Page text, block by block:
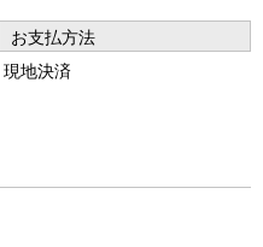
お支払方法
現地決済